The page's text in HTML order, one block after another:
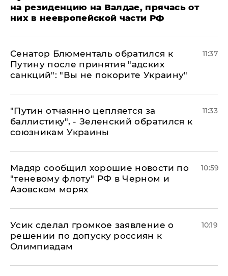
на резиденцию на Валдае, прячась от
них в неевропейской части РФ
Сенатор Блюменталь обратился к
Путину после принятия "адских
санкций": "Вы не покорите Украину"
11:37
"Путин отчаянно цепляется за
баллистику", - Зеленский обратился к
союзникам Украины
11:33
Мадяр сообщил хорошие новости по
"теневому флоту" РФ в Черном и
Азовском морях
10:59
Усик сделал громкое заявление о
решении по допуску россиян к
Олимпиадам
10:19